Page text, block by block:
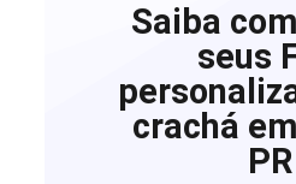
Saiba
seus
crachá
PR